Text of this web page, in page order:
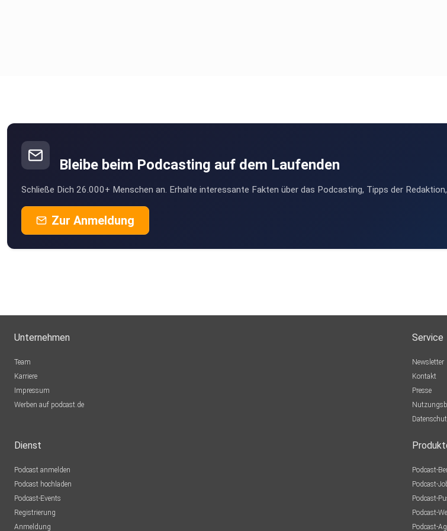
Bleibe beim Podcasting auf dem Laufenden
Schließe Dich 26.000+ Menschen an. Erhalte interessante Fakten über das Podcasting, Tipps der
Zur Anmeldung
Unternehmen
Team
Karriere
Impressum
Werben auf podcast.de
Service
Newsletter
Kontakt
Presse
Dienst
Podcast anmelden
Podcast hochladen
Podcast-Events
Registrierung
Anmeldung
Podcast-
Podcast-
Podcast-
Podcast-
Podcast-